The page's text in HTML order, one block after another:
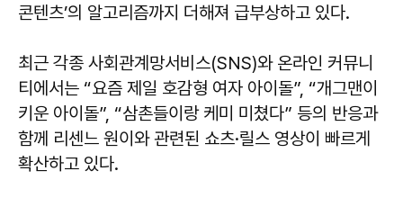
콘텐츠’의 알고리즘까지 더해져 급부상하고 있다.
최근 각종 사회관계망서비스(SNS)와 온라인 커뮤니
티에서는 “요즘 제일 호감형 여자 아이돌”, “개그맨이
키운 아이돌”, “삼촌들이랑 케미 미쳤다” 등의 반응과
함께 리센느 원이와 관련된 쇼츠·릴스 영상이 빠르게
확산하고 있다.